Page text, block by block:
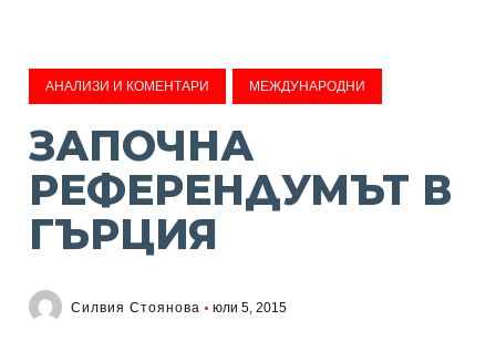
АНАЛИЗИ И КОМЕНТАРИ МЕЖДУНАРОДНИ
ЗАПОЧНА
РЕФЕРЕНДУМЪТ В
ГЪРЦИЯ
Силвия Стоянова юли 5, 2015